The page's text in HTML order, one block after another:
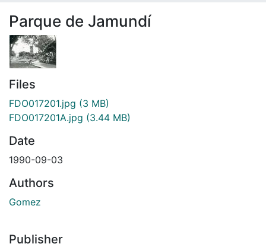
Parque de Jamundí
Files
FDO017201.jpg (3 MB)
FDO017201A.jpg (3.44 MB)
Date
1990-09-03
Authors
Gomez
Publisher